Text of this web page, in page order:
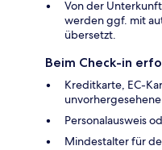
Von der
werden ggf. mit
übersetzt.
Beim Check-in
Kreditkarte, EC-
Personalausweis
Mindestalter für